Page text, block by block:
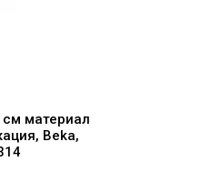
см материал
Beka,